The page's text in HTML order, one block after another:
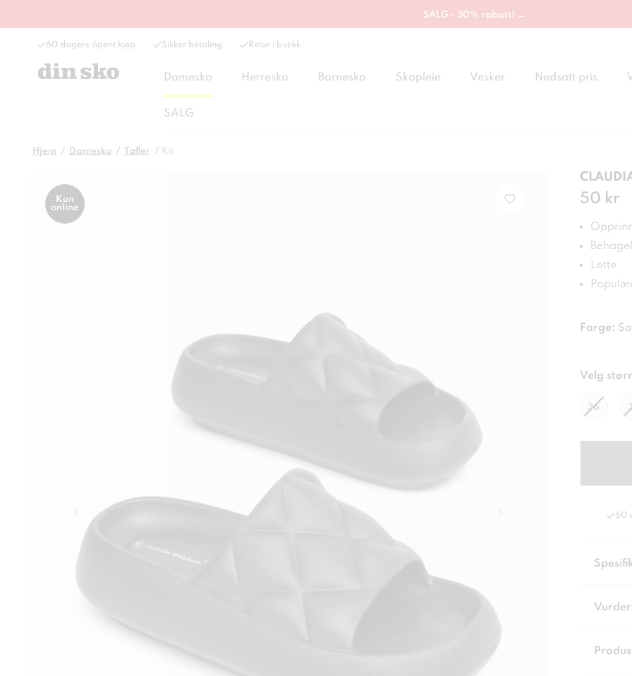
SALG - 30% rabatt! →
60 dagers åpent kjøp Sikker betaling Retur i butikk
Damesko Herresko Barnesko Skopleie Vesker Nedsatt pris
SALG
Hjem Damesko Tøfler Kit
Kun
online
Pris :50
50 kr
Lette
Farge:
Velg
36
60